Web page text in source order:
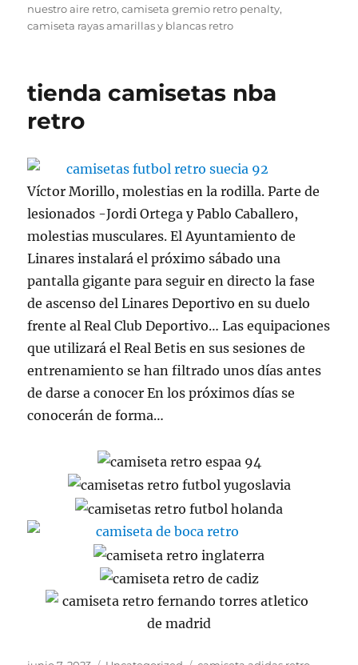
el
nuestro aire retro,camiseta gremio retro penalty,
camiseta rayas amarillas y blancas retro
tienda camisetas nba
retro
Víctor Morillo, molestias en la rodilla. Parte de
lesionados -Jordi Ortega y Pablo Caballero,
molestias musculares. El Ayuntamiento de
Linares instalará el próximo sábado una
pantalla gigante para seguir en directo la fase
de ascenso del Linares Deportivo en su duelo
frente al Real Club Deportivo… Las equipaciones
que utilizará el Real Betis en sus sesiones de
entrenamiento se han filtrado unos días antes
de darse a conocer En los próximos días se
conocerán de forma…